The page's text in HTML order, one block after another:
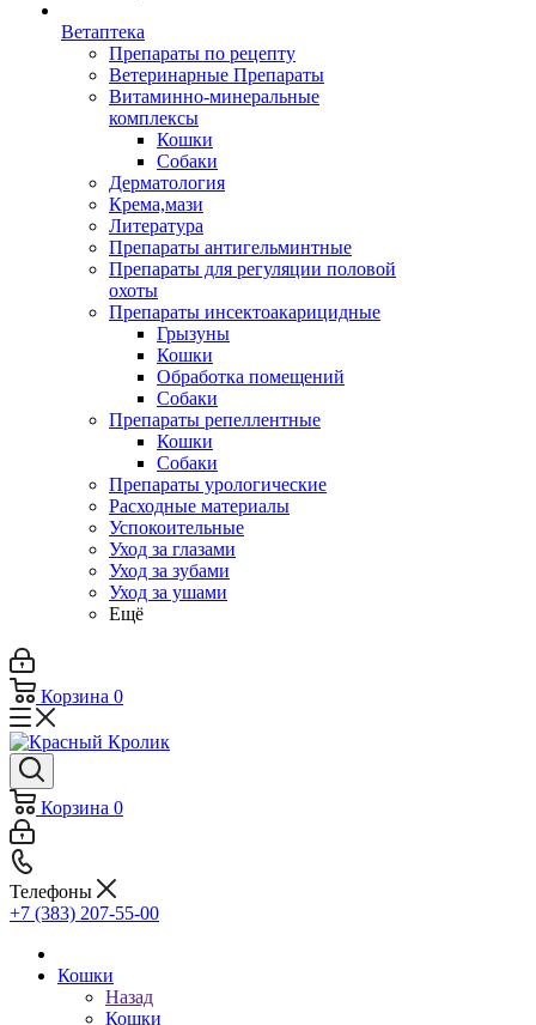
Ветаптека
Препараты по рецепту
Ветеринарные Препараты
Витаминно-минеральные
комплексы
Кошки
Собаки
Дерматология
Крема,мази
Литература
Препараты антигельминтные
Препараты для регуляции половой
охоты
Препараты инсектоакарицидные
Грызуны
Кошки
Обработка помещений
Собаки
Препараты репеллентные
Кошки
Собаки
Препараты урологические
Расходные материалы
Успокоительные
Уход за глазами
Уход за зубами
Уход за ушами
Ещё
Корзина 0
Корзина 0
Телефоны
+7 (383) 207-55-00
Кошки
Назад
Кошки